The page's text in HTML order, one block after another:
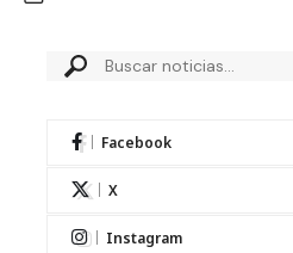
Facebook
X
Instagram